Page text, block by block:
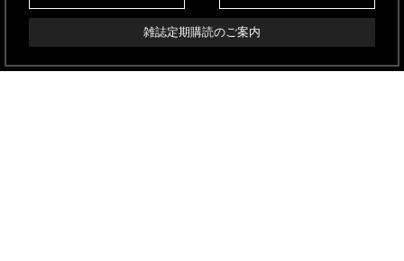
雑誌定期購読のご案内